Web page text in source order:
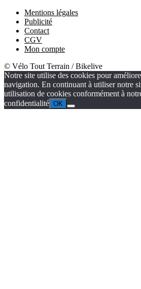
Mentions légales
Publicité
Contact
CGV
Mon compte
© Vélo Tout Terrain / Bikelive
Notre site utilise des cookies pour
navigation. En continuant à utiliser notre
utilisation de cookies conformément à
confidentialité OK